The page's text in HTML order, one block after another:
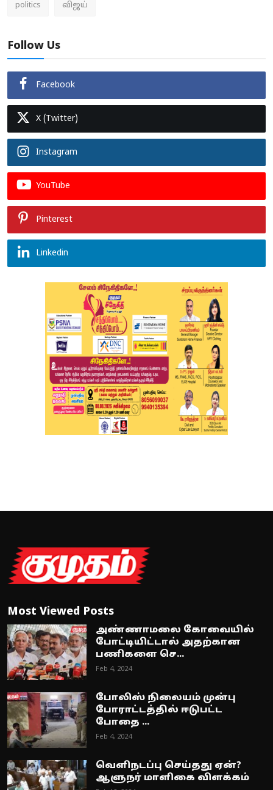
politics விஜய்
Follow Us
Facebook
X (Twitter)
Instagram
YouTube
Pinterest
Linkedin
Most Viewed Posts
அண்ணாமலை கோவையில்
போட்டியிட்டால் அதற்கான
பணிகளை செ...
Feb 4, 2024
போலிஸ் நிலையம் முன்பு
போராட்டத்தில் ஈடுபட்ட
போதை ...
Feb 4, 2024
வெளிநடப்பு செய்தது ஏன்?
ஆளுநர் மாளிகை விளக்கம்